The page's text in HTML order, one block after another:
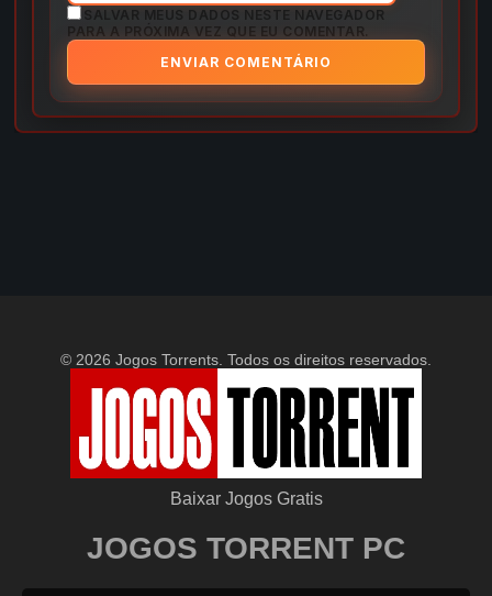
SALVAR MEUS DADOS NESTE NAVEGADOR
PARA A PRÓXIMA VEZ QUE EU COMENTAR.
© 2026 Jogos Torrents. Todos os direitos reservados.
Baixar Jogos Gratis
JOGOS TORRENT PC